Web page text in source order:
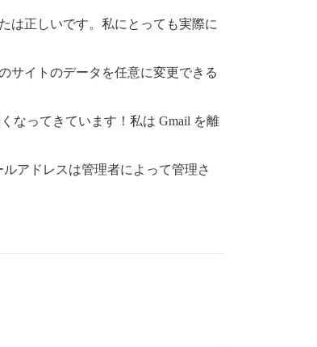
は正しいです。私にとっても実際に
サイトのデータを任意に変更できる
なってきています！私は Gmail を離
アドレスは管理者によって管理さ